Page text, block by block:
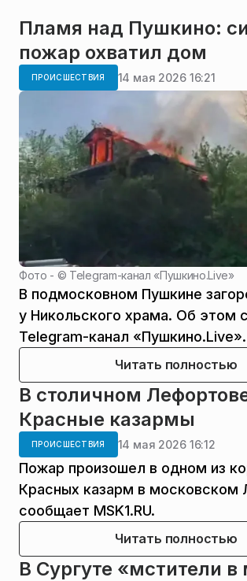
Пламя над Пушкино:
пожар охватил дом
ПРОИСШЕСТВИЯ 14 мая 2026 16:21
Фото - © Telegram-канал «Пушкино.Live»
В подмосковном Пушкине
у Никольского храма. Об этом
Telegram-канал «Пушкино.Live».
Читать полностью
В столичном
Красные казармы
ПРОИСШЕСТВИЯ 14 мая 2026 16:12
Пожар произошел в одном из
Красных казарм в московском
сообщает MSK1.RU.
Читать полностью
В Сургуте «мстители в